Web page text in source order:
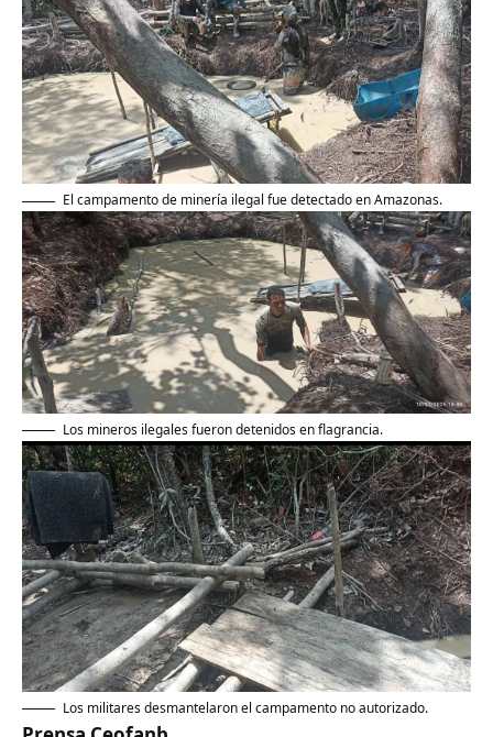
El campamento de minería ilegal fue detectado en Amazonas.
Los mineros ilegales fueron detenidos en flagrancia.
Los militares desmantelaron el campamento no autorizado.